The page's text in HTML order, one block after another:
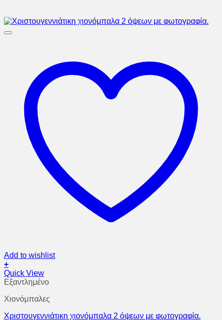
Add to wishlist
+
Quick View
Εξαντλημένο
Χιονόμπαλες
Χριστουγεννιάτικη χιονόμπαλα 2 όψεων με φωτογραφία.